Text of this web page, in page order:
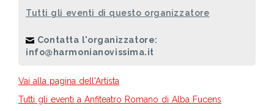
Tutti gli eventi di questo organizzatore
Contatta l'organizzatore:
info@harmonianovissima.it
Vai alla pagina dell'Artista
Tutti gli eventi a Anfiteatro Romano di Alba Fucens